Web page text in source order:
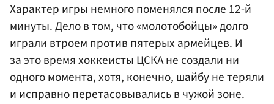
Характер игры немного поменялся после 12-й
минуты. Дело в том, что «молотобойцы» долго
играли втроем против пятерых армейцев. И
за это время хоккеисты ЦСКА не создали ни
одного момента, хотя, конечно, шайбу не теряли
и исправно перетасовывались в чужой зоне.